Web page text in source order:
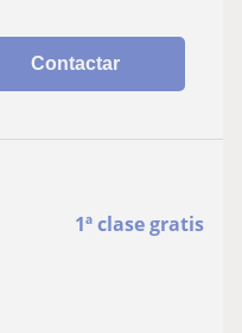
Contactar
1ª clase gratis